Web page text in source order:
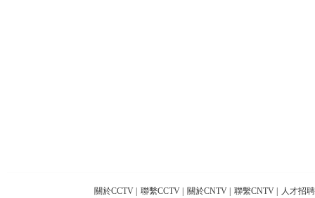
關於CCTV 聯繫CCTV 關於CNTV 聯繫CNTV 人才招聘